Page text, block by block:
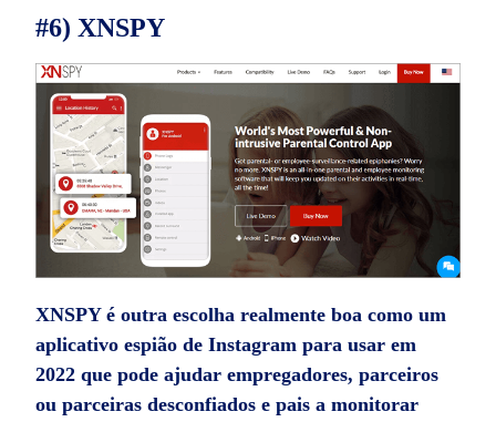
#6) XNSPY
XNSPY é outra escolha realmente boa como um
aplicativo espião de Instagram para usar em
2022 que pode ajudar empregadores, parceiros
ou parceiras desconfiados e pais a monitorar